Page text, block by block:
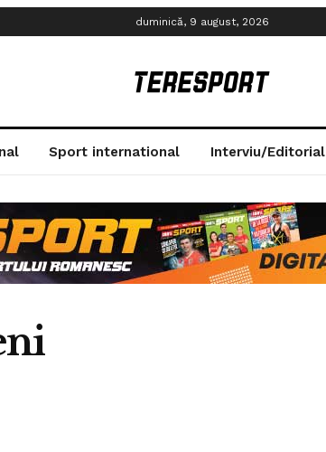
duminică, 9 august, 2026
Sport international Interviu/Editorial